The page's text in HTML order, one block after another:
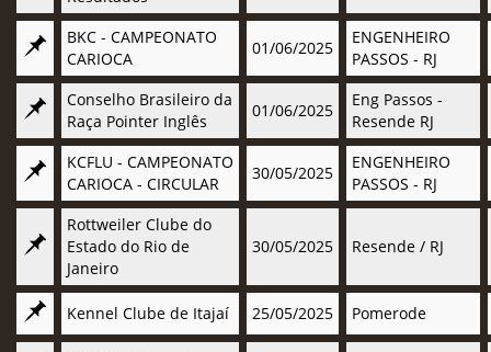
BKC - CAMPEONATO
CARIOCA
01/06/2025
ENGENHEIRO
PASSOS - RJ
Conselho Brasileiro da
Raça Pointer Inglês
01/06/2025
Eng Passos -
Resende RJ
KCFLU - CAMPEONATO
CARIOCA - CIRCULAR
30/05/2025
ENGENHEIRO
PASSOS - RJ
Rottweiler Clube do
Estado do Rio de
Janeiro
30/05/2025 Resende / RJ
Kennel Clube de Itajaí 25/05/2025 Pomerode